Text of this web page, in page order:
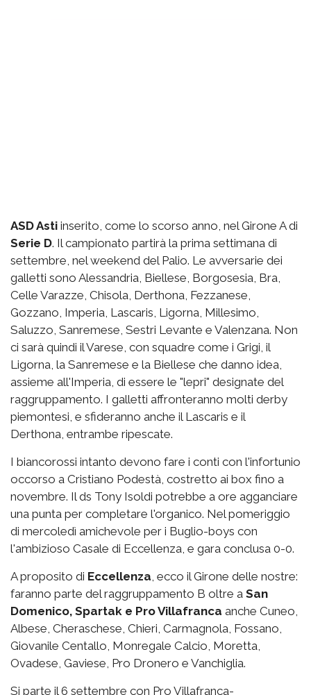
ASD Asti inserito, come lo scorso anno, nel Girone A di
Serie D. Il campionato partirà la prima settimana di
settembre, nel weekend del Palio. Le avversarie dei
galletti sono Alessandria, Biellese, Borgosesia, Bra,
Celle Varazze, Chisola, Derthona, Fezzanese,
Gozzano, Imperia, Lascaris, Ligorna, Millesimo,
Saluzzo, Sanremese, Sestri Levante e Valenzana. Non
ci sarà quindi il Varese, con squadre come i Grigi, il
Ligorna, la Sanremese e la Biellese che danno idea,
assieme all'Imperia, di essere le "lepri" designate del
raggruppamento. I galletti affronteranno molti derby
piemontesi, e sfideranno anche il Lascaris e il
Derthona, entrambe ripescate.
I biancorossi intanto devono fare i conti con l'infortunio
occorso a Cristiano Podestà, costretto ai box fino a
novembre. Il ds Tony Isoldi potrebbe a ore agganciare
una punta per completare l'organico. Nel pomeriggio
di mercoledì amichevole per i Buglio-boys con
l'ambizioso Casale di Eccellenza, e gara conclusa 0-0.
A proposito di Eccellenza, ecco il Girone delle nostre:
faranno parte del raggruppamento B oltre a San
Domenico, Spartak e Pro Villafranca anche Cuneo,
Albese, Cheraschese, Chieri, Carmagnola, Fossano,
Giovanile Centallo, Monregale Calcio, Moretta,
Ovadese, Gaviese, Pro Dronero e Vanchiglia.
Si parte il 6 settembre con Pro Villafranca-